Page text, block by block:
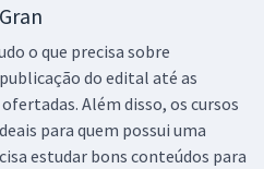
o que precisa sobre
do edital até as
Além disso, os cursos
para quem possui uma
estudar bons conteúdos para